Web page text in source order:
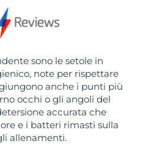
sono le setole in
note per rispettare
anche i punti più
occhi o gli angoli del
accurata che
e i batteri rimasti sulla
allenamenti.